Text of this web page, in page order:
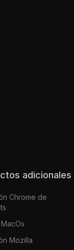
adicionales
Chrome de
Mozilla